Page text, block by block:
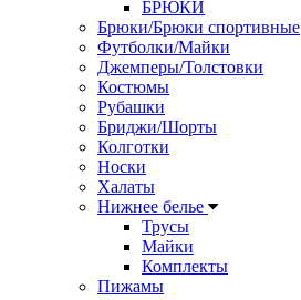
БРЮКИ
Брюки/Брюки спортивные
Футболки/Майки
Джемперы/Толстовки
Костюмы
Рубашки
Бриджи/Шорты
Колготки
Носки
Халаты
Нижнее белье
Трусы
Майки
Комплекты
Пижамы